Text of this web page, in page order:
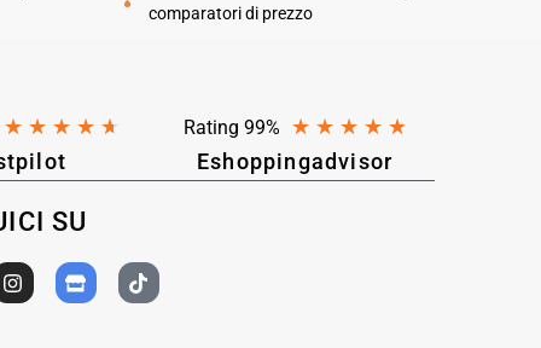
comparatori di prezzo
★ ★ ★ ★ ★ Rating 99% ★ ★ ★ ★ ★
Eshoppingadvisor
SU